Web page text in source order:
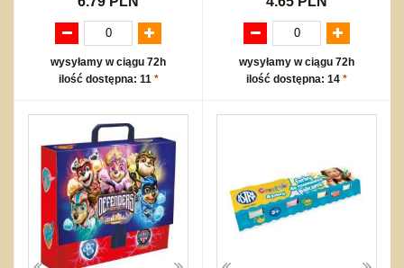
wysyłamy w ciągu 72h
ilość dostępna: 11 *
wysyłamy w ciągu 72h
ilość dostępna: 14 *